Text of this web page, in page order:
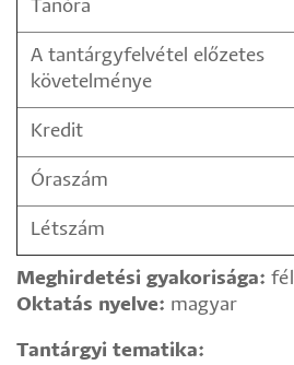
Tanóra
A tantárgyfelvétel előzetes
követelménye
Kredit
Óraszám
Létszám
Meghirdetési gyakorisága:
Oktatás nyelve: magyar
Tantárgyi tematika: